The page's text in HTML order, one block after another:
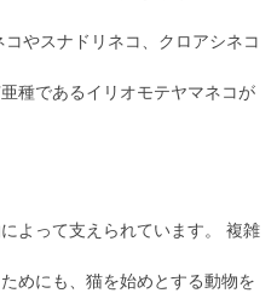
やスナドリネコ、クロアシネコ
種であるイリオモテヤマネコが
よって支えられています。 複雑
めにも、猫を始めとする動物を